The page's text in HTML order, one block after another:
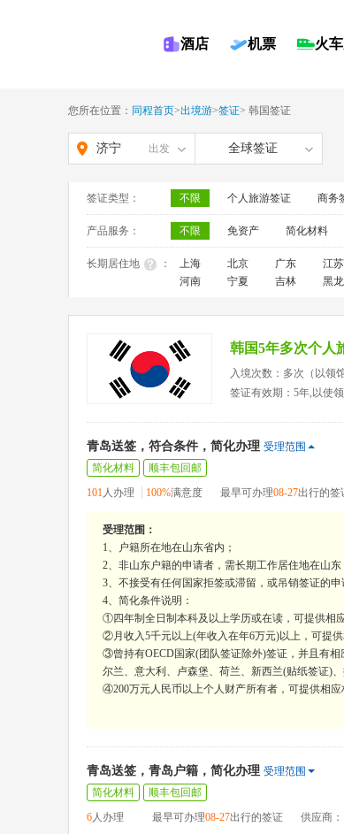
酒店 机票 火
您所在位置： 同程首页>出境游>签证> 韩国签证
济宁 出发 全球签证
签证类型： 不限 个人旅游签证 商务
产品服务： 不限 免资产 简化材料
长期居住地 ： 上海 北京 广东 江苏
河南
宁夏 吉林 黑
韩国5年多次个人
入境次数：多次（以领
签证有效期：5年,以使
青岛送签，符合条件，简化办理 受理范围
简化材料
顺丰包回邮
101人办理 100%满意度 最早可办理08-27出行的签
受理范围：
1、户籍所在地在山东省内；
2、非山东户籍的申请者，需长期工作居住地在山
3、不接受有任何国家拒签或滞留，或吊销签证的申
4、简化条件说明：
①四年制全日制本科及以上学历或在读，可提供相
②月收入5千元以上(年收入在年6万元)以上，可提供
③曾持有OECD国家(团队签证除外)签证，并且有
尔兰、意大利、卢森堡、荷兰、新西兰(贴纸签证)
④200万元人民币以上个人财产所有者，可提供相应
青岛送签，青岛户籍，简化办理 受理范围
简化材料
顺丰包回邮
6人办理 最早可办理08-27出行的签证 供应商